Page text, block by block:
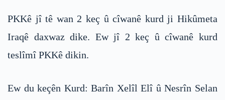
PKKê jî tê wan 2 keç û cîwanê kurd ji Hikûmeta
Iraqê daxwaz dike. Ew jî 2 keç û cîwanê kurd
teslîmî PKKê dikin.
Ew du keçên Kurd: Barîn Xelîl Elî û Nesrîn Selan